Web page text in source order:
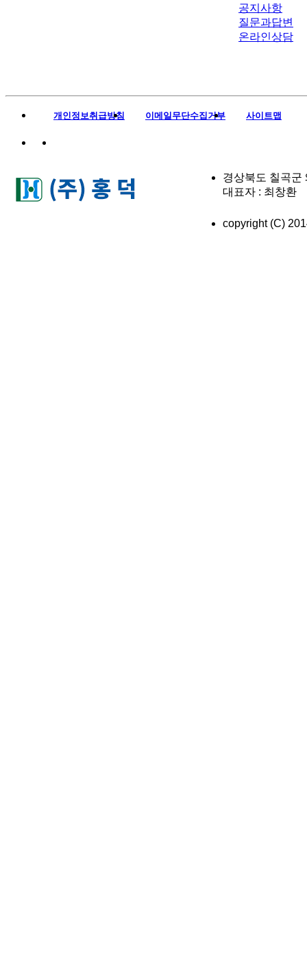
공지사항
질문과답변
온라인상담
개인정보취급방침 이메일무단수집거부 사이트맵
경상북도 칠곡
대표자 : 최창환
copyright (C)